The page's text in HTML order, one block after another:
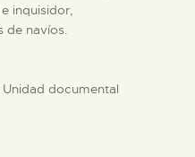
inquisidor,
de navíos.
Unidad documental